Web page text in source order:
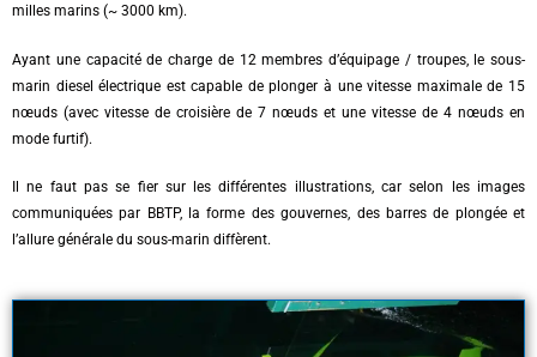
milles marins (~ 3000 km).
Ayant une capacité de charge de 12 membres d’équipage / troupes, le sous-
marin diesel électrique est capable de plonger à une vitesse maximale de 15
nœuds (avec vitesse de croisière de 7 nœuds et une vitesse de 4 nœuds en
mode furtif).
Il ne faut pas se fier sur les différentes illustrations, car selon les images
communiquées par BBTP, la forme des gouvernes, des barres de plongée et
l’allure générale du sous-marin diffèrent.